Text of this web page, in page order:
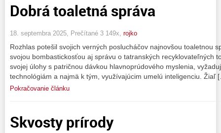
Dobrá toaletná správa
18. septembra 2025, Prečítané 3 149x, rojko
Rozhlas potešil svojich verných poslucháčov najnovšou toaletnou
svojou bombastickosťou aj správu o tatranských recyklovateľných
svojej úlohy s patričnou dávkou hlavnoprúdového myslenia,
technológiám a najmä k tým, využívajúcim umelú inteligenciu. Žiaľ
Pokračovanie článku
Skvosty prírody